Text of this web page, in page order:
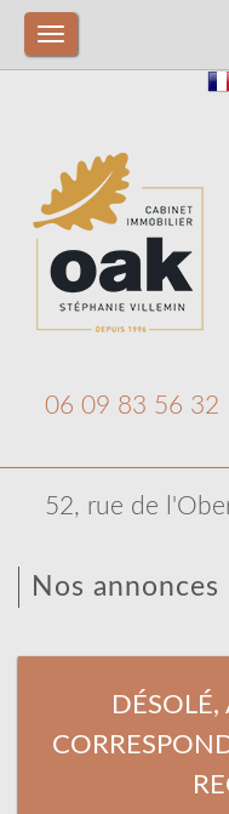
06 09 83 56 32
52, rue de
Nos annonces